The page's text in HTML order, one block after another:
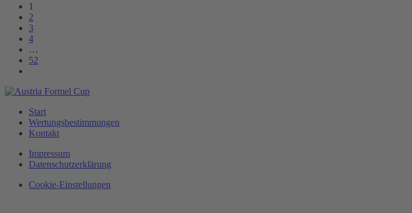
1
2
3
4
…
52
Start
Wertungsbestimmungen
Kontakt
Impressum
Datenschutzerklärung
Cookie-Einstellungen